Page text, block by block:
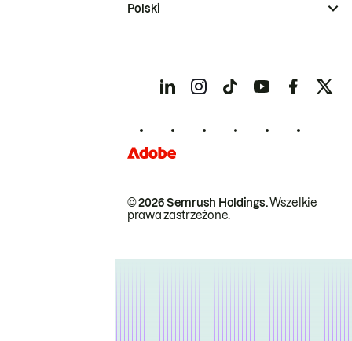
© 2026 Semrush Holdings.Wszelkie
prawa zastrzeżone.
Polski